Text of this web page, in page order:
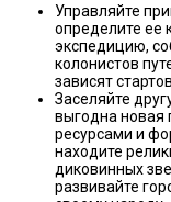
Управляйте
определите ее
экспедицию,
колонистов
зависят
Заселяйте
выгодна новая
ресурсами и
находите
диковинных
развивайте